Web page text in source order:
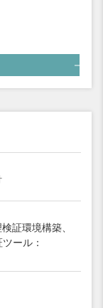
証環境構築、
ール：